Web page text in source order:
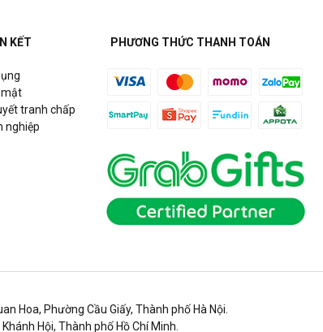
KẾT
mật
tranh chấp
nghiệp
PHƯƠNG THỨC THANH TOÁN
Hoa, Phường Cầu Giấy, Thành phố Hà Nội.
Hội, Thành phố Hồ Chí Minh.